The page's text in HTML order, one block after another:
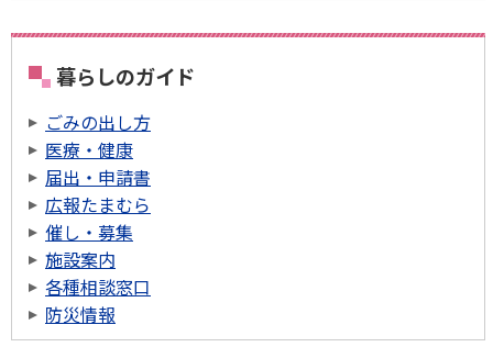
暮らしのガイド
ごみの出し方
医療・健康
届出・申請書
広報たまむら
催し・募集
施設案内
各種相談窓口
防災情報